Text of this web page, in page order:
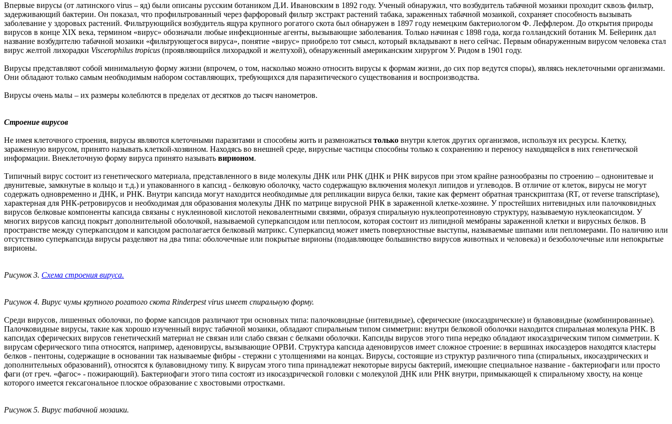
Впервые вирусы (от латинского virus – яд) были описаны русским ботаником Д.И. Ивановским в 1892 году. Ученый обнаружил, что возбудитель табачной мозаики проходит сквозь фильтр,
задерживающий бактерии. Он показал, что профильтрованный через фарфоровый фильтр экстракт растений табака, зараженных табачной мозаикой, сохраняет способность вызывать
заболевание у здоровых растений. Фильтрующийся возбудитель ящура крупного рогатого скота был обнаружен в 1897 году немецким бактериологом Ф. Леффлером. До открытия природы
вирусов в конце XIX века, термином «вирус» обозначали любые инфекционные агенты, вызывающие заболевания. Только начиная с 1898 года, когда голландский ботаник М. Бейеринк дал
название возбудителю табачной мозаики «фильтрующегося вируса», понятие «вирус» приобрело тот смысл, который вкладывают в него сейчас. Первым обнаруженным вирусом человека стал
вирус желтой лихорадки Viscerophilus tropicus (проявляющийся лихорадкой и желтухой), обнаруженный американским хирургом У. Ридом в 1901 году.
Вирусы представляют собой минимальную форму жизни (впрочем, о том, насколько можно относить вирусы к формам жизни, до сих пор ведутся споры), являясь неклеточными организмами.
Они обладают только самым необходимым набором составляющих, требующихся для паразитического существования и воспроизводства.
Вирусы очень малы – их размеры колеблются в пределах от десятков до тысяч нанометров.
Строение вирусов
Не имея клеточного строения, вирусы являются клеточными паразитами и способны жить и размножаться только внутри клеток других организмов, используя их ресурсы. Клетку,
зараженную вирусом, принято называть клеткой-хозяином. Находясь во внешней среде, вирусные частицы способны только к сохранению и переносу находящейся в них генетической
информации. Внеклеточную форму вируса принято называть вирионом.
Типичный вирус состоит из генетического материала, представленного в виде молекулы ДНК или РНК (ДНК и РНК вирусов при этом крайне разнообразны по строению – однонитевые и
двунитевые, замкнутые в кольцо и т.д.) и упакованного в капсид - белковую оболочку, часто содержащую включения молекул липидов и углеводов. В отличие от клеток, вирусы не могут
содержать одновременно и ДНК, и РНК. Внутри капсида могут находится необходимые для репликации вируса белки, такие как фермент обратная транскриптаза (RT, от reverse transcriptase),
характерная для РНК-ретровирусов и необходимая для образования молекулы ДНК по матрице вирусной РНК в зараженной клетке-хозяине. У простейших нитевидных или палочковидных
вирусов белковые компоненты капсида связаны с нуклеиновой кислотой нековалентными связями, образуя спиральную нуклеопротеиновую структуру, называемую нуклеокапсидом. У
многих вирусов капсид покрыт дополнительной оболочкой, называемой суперкапсидом или пеплосом, которая состоит из липидной мембраны зараженной клетки и вирусных белков. В
пространстве между суперкапсидом и капсидом располагается белковый матрикс. Суперкапсид может иметь поверхностные выступы, называемые шипами или пепломерами. По наличию или
отсутствию суперкапсида вирусы разделяют на два типа: оболочечные или покрытые вирионы (подавляющее большинство вирусов животных и человека) и безоболочечные или непокрытые
вирионы.
Рисунок 3. Схема строения вируса.
Рисунок 4. Вирус чумы крупного рогатого скота Rinderpest virus имеет спиральную форму.
Среди вирусов, лишенных оболочки, по форме капсидов различают три основных типа: палочковидные (нитевидные), сферические (икосаэдрические) и булавовидные (комбинированные).
Палочковидные вирусы, такие как хорошо изученный вирус табачной мозаики, обладают спиральным типом симметрии: внутри белковой оболочки находится спиральная молекула РНК. В
капсидах сферических вирусов генетический материал не связан или слабо связан с белками оболочки. Капсиды вирусов этого типа нередко обладают икосаэдрическим типом симметрии. К
вирусам сферического типа относятся, например, аденовирусы, вызывающие ОРВИ. Структура капсида аденовирусов имеет сложное строение: в вершинах икосаэдеров находятся кластеры
белков - пентоны, содержащие в основании так называемые фибры - стержни с утолщениями на концах. Вирусы, состоящие из структур различного типа (спиральных, икосаэдрических и
дополнительных образований), относятся к булавовидному типу. К вирусам этого типа принадлежат некоторые вирусы бактерий, имеющие специальное название - бактериофаги или просто
фаги (от греч. «фагос» - пожирающий). Бактериофаги этого типа состоят из икосаэдрической головки с молекулой ДНК или РНК внутри, примыкающей к спиральному хвосту, на конце
которого имеется гексагональное плоское образование с хвостовыми отростками.
Рисунок 5. Вирус табачной мозаики.